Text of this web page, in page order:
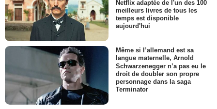
Netflix adaptée de l'un des 100
meilleurs livres de tous les
temps est disponible
aujourd'hui
Même si l’allemand est sa
langue maternelle, Arnold
Schwarzenegger n’a pas eu le
droit de doubler son propre
personnage dans la saga
Terminator